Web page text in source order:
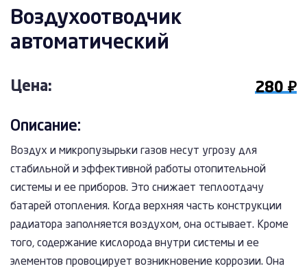
Воздухоотводчик
автоматический
Цена: 280 ₽
Описание:
Воздух и микропузырьки газов несут угрозу для
стабильной и эффективной работы отопительной
системы и ее приборов. Это снижает теплоотдачу
батарей отопления. Когда верхняя часть конструкции
радиатора заполняется воздухом, она остывает. Кроме
того, содержание кислорода внутри системы и ее
элементов провоцирует возникновение коррозии. Она